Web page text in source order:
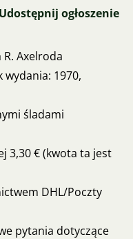
Udostępnij ogłoszenie
Axelroda
wydania: 1970,
śladami
3,30 € (kwota ta jest
DHL/Poczty
pytania dotyczące